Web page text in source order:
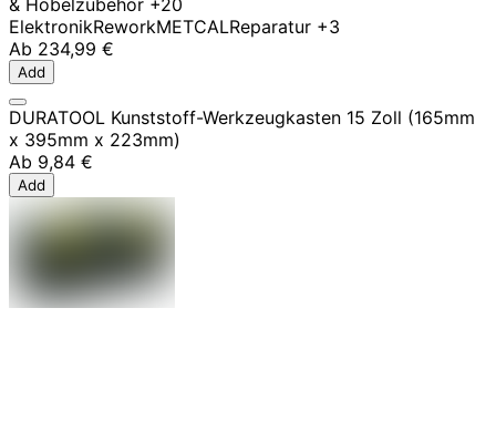
& Hobelzubehör +20
ElektronikReworkMETCALReparatur +3
Ab 234,99 €
Add
DURATOOL Kunststoff-Werkzeugkasten 15 Zoll (165mm
x 395mm x 223mm)
Ab 9,84 €
Add